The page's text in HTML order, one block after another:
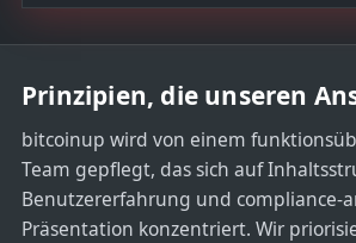
Prinzipien, die unseren
bitcoinup wird von einem
Team gepflegt, das sich auf
Benutzererfahrung und compliance-
Präsentation konzentriert. Wir